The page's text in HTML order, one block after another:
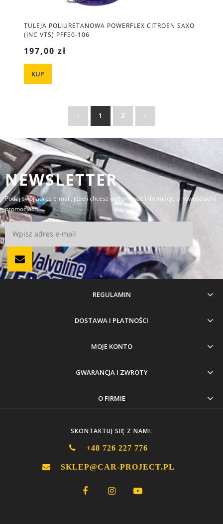
TULEJA POLIURETANOWA POWERFLEX CITROEN SAXO
(INC VTS) PFF50-106
197,00 zł
KUP
1 2
NEWSLETTER
Podaj swój adres e-mail, jeżeli chcesz otrzymywać informacje o nowościach i
promocjach.
REGULAMIN
DOSTAWA I PŁATNOŚCI
MOJE KONTO
GWARANCJA I ZWROTY
O FIRMIE
SKONTAKTUJ SIĘ Z NAMI:
+48 726 227 776
SKLEP@CAR-PROJECT.PL